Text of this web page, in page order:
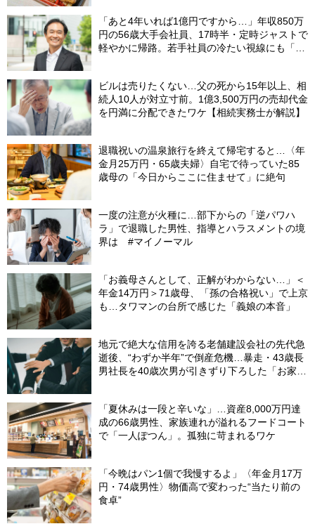
「あと4年いれば1億円ですから…」年収850万
円の56歳大手会社員、17時半・定時ジャストで
軽やかに帰路。若手社員の冷たい視線にも「だ
ビルは売りたくない…父の死から15年以上、相
続人10人が対立寸前。1億3,500万円の売却代金
を円満に分配できたワケ【相続実務士が解説】
退職祝いの温泉旅行を終えて帰宅すると…〈年
金月25万円・65歳夫婦〉自宅で待っていた85
歳母の「今日からここに住ませて」に絶句
一度の注意が火種に…部下からの「逆パワハ
ラ」で退職した男性、指導とハラスメントの境
界は #マイノーマル
「お義母さんとして、正解がわからない…」＜
年金14万円＞71歳母、「孫の合格祝い」で上京
も…タワマンの台所で感じた「義娘の本音」
地元で絶大な信用を誇る老舗建設会社の先代急
逝後、“わずか半年”で倒産危機…暴走・43歳長
男社長を40歳次男が引きずり下ろした「お家騒
「夏休みは一段と辛いな」…資産8,000万円達
成の66歳男性、家族連れが溢れるフードコート
で「一人ぽつん」。孤独に苛まれるワケ
「今晩はパン1個で我慢するよ」〈年金月17万
円・74歳男性〉物価高で変わった“当たり前の
食卓”